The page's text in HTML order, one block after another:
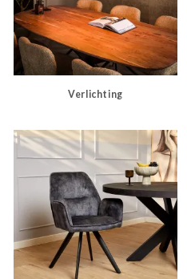
Verlichting